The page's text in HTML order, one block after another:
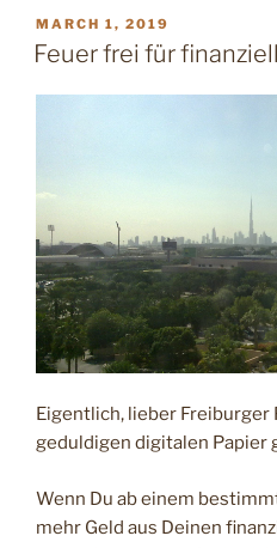
POSTED
ON
MARCH 1, 2019
Feuer frei für
Eigentlich, lieber Freiburger
geduldigen digitalen Papier
Wenn Du ab einem
mehr Geld aus Deinen